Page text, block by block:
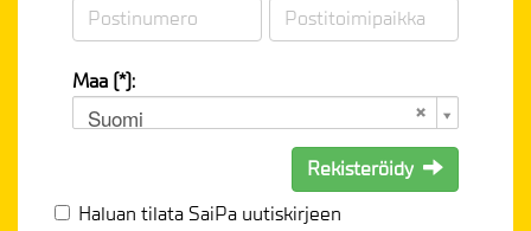
Maa (*):
Suomi
Rekisteröidy
Haluan tilata SaiPa uutiskirjeen